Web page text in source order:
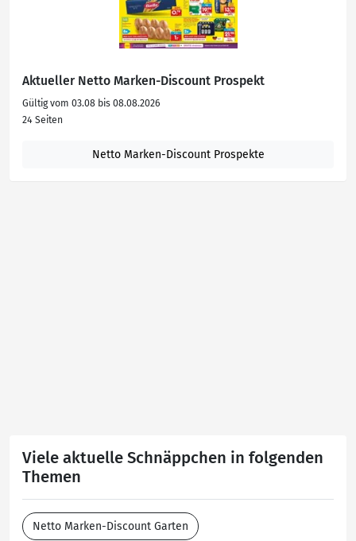
Aktueller Netto Marken-Discount Prospekt
Gültig vom 03.08 bis 08.08.2026
24 Seiten
Netto Marken-Discount Prospekte
Viele aktuelle Schnäppchen in folgenden
Themen
Netto Marken-Discount Garten